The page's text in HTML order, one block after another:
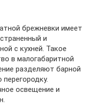
брежневки имеет
и
с кухней. Такое
в малогабаритной
разделяют барной
освещение и